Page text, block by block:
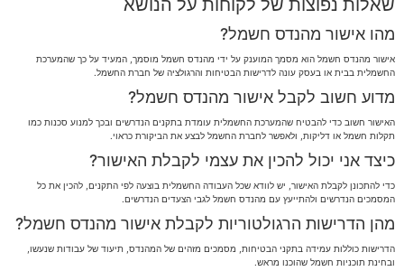
שאלות נפוצות של לקוחות על הנושא
מהו אישור מהנדס חשמל?
אישור מהנדס חשמל הוא מסמך המוענק על ידי מהנדס חשמל מוסמך, המעיד על כך שהמערכת
החשמלית בבית או בעסק עונה לדרישות הבטיחות והרגולציה של חברת החשמל.
מדוע חשוב לקבל אישור מהנדס חשמל?
האישור חשוב כדי להבטיח שהמערכת החשמלית עומדת בתקנים הנדרשים ובכך למנוע סכנות כמו
תקלות חשמל או דליקות, ולאפשר לחברת החשמל לבצע את הביקורת כראוי.
כיצד אני יכול להכין את עצמי לקבלת האישור?
כדי להתכונן לקבלת האישור, יש לוודא שכל העבודה החשמלית בוצעה לפי התקנים, להכין את כל
המסמכים הנדרשים ולהתייעץ עם מהנדס חשמל לגבי הצעדים הנדרשים.
מהן הדרישות הרגולטוריות לקבלת אישור מהנדס חשמל?
הדרישות כוללות עמידה בתקני הבטיחות, מסמכים מזהים של המהנדס, תיעוד של עבודות שנעשו,
ובחינת תוכניות חשמל שהוכנו מראש.